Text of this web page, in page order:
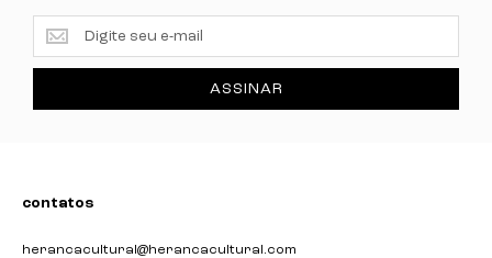
newsletter
ASSINAR
contatos
herancacultural@herancacultural.com